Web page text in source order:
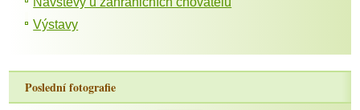
Výstavy
Poslední fotografie